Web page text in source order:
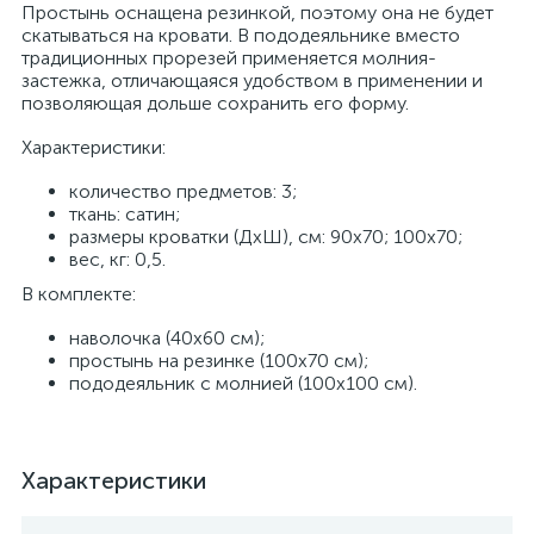
Простынь оснащена резинкой, поэтому она не будет
скатываться на кровати. В пододеяльнике вместо
традиционных прорезей применяется молния-
застежка, отличающаяся удобством в применении и
позволяющая дольше сохранить его форму.
Характеристики:
количество предметов: 3;
ткань: сатин;
размеры кроватки (ДхШ), см: 90х70; 100х70;
вес, кг: 0,5.
В комплекте:
наволочка (40х60 см);
простынь на резинке (100х70 см);
пододеяльник с молнией (100х100 см).
Характеристики